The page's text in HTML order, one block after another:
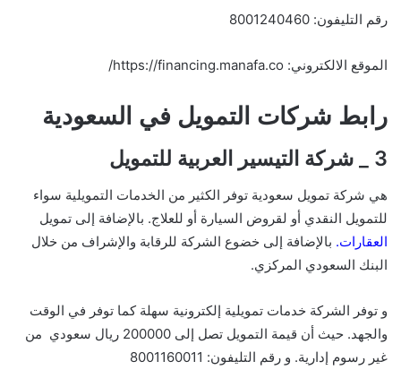
رقم التليفون: 8001240460
الموقع الالكتروني: https://financing.manafa.co/
رابط شركات التمويل في السعودية
3 _ شركة التيسير العربية للتمويل
هي شركة تمويل سعودية توفر الكثير من الخدمات التمويلية سواء
للتمويل النقدي أو لقروض السيارة أو للعلاج. بالإضافة إلى تمويل
العقارات. بالإضافة إلى خضوع الشركة للرقابة والإشراف من خلال
البنك السعودي المركزي.
و توفر الشركة خدمات تمويلية إلكترونية سهلة كما توفر في الوقت
والجهد. حيث أن
قيمة التمويل تصل إلى 200000 ريال سعودي من
غير رسوم إدارية. و رقم التليفون: 8001160011